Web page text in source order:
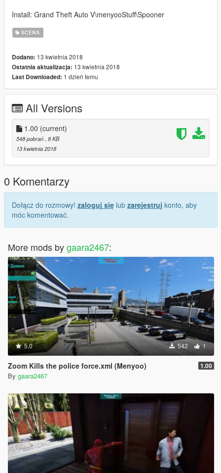
Install: Grand Theft Auto V\menyooStuff\Spooner
SCENA
Dodano: 13 kwietnia 2018
Ostatnia aktualizacja: 13 kwietnia 2018
Last Downloaded: 1 dzień temu
All Versions
1.00 (current)
548 pobrań , 8 KB
13 kwietnia 2018
0 Komentarzy
Dołącz do rozmowy! zaloguj się lub zarejestruj konto, aby
móc komentować.
More mods bygaara2467:
5.0 542 1
Zoom Kills the police force.xml (Menyoo) 1.00
By gaara2467